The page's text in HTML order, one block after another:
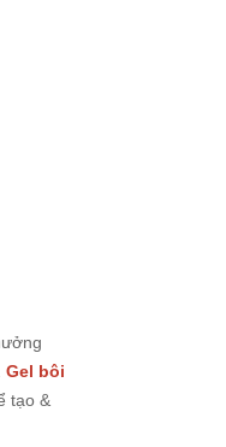
Gel bôi
tạo &